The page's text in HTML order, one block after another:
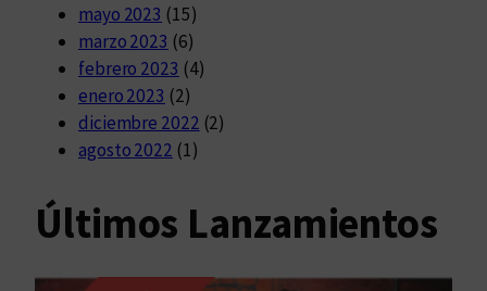
mayo 2023 (15)
marzo 2023 (6)
febrero 2023 (4)
enero 2023 (2)
diciembre 2022 (2)
agosto 2022 (1)
Últimos Lanzamientos